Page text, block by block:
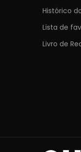
Histórico
Lista de
Livro de